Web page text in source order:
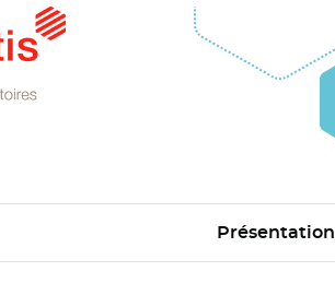
Présentation